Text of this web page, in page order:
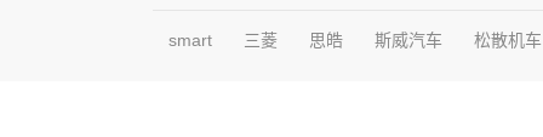
smart 三菱 思皓 斯威汽车 松散机车